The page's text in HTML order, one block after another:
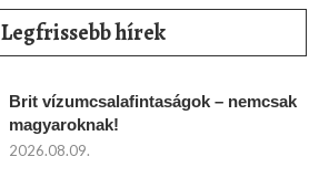
Legfrissebb hírek
Brit vízumcsalafintaságok – nemcsak
magyaroknak!
2026.08.09.